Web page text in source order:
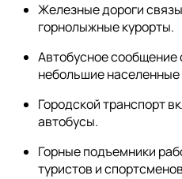
Железные дороги
горнолыжные курорты.
Автобусное сообщение
небольшие населенные
Городской транспорт
автобусы.
Горные подъемники
туристов и